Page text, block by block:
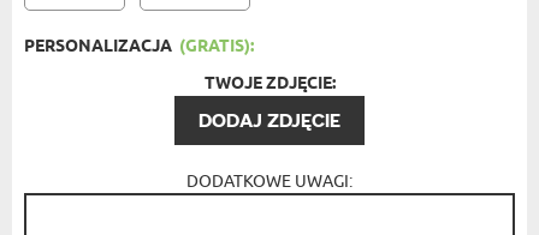
PERSONALIZACJA (GRATIS):
TWOJE ZDJĘCIE:
DODAJ ZDJĘCIE
DODATKOWE UWAGI: